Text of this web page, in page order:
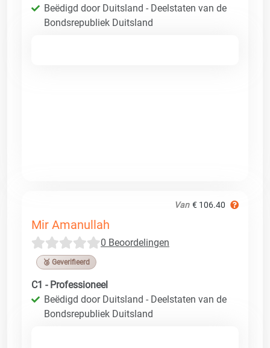
Beëdigd door Duitsland - Deelstaten van de
Bondsrepubliek Duitsland
Van € 106.40
Mir Amanullah
0 Beoordelingen
🥉 Geverifieerd
C1 - Professioneel
Beëdigd door Duitsland - Deelstaten van de
Bondsrepubliek Duitsland